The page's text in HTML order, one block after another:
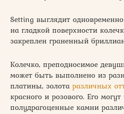
Setting выглядит
на гладкой поверхности
закреплен граненный
Колечко, преподносимое
может быть выполнено из
платины, золота различных
красного и розового. Его
полудрагоценные камни